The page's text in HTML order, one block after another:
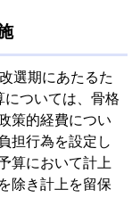
選期にあたるた
ついては、骨格
策的経費につい
担行為を設定し
算において計上
除き計上を留保